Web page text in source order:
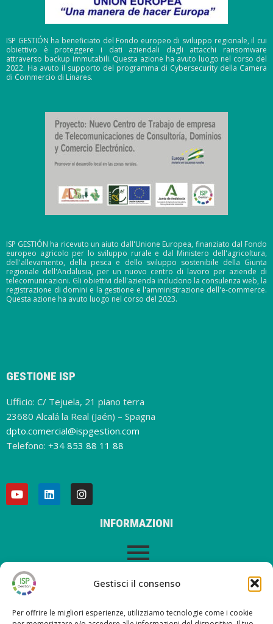
Gestisci il consenso
Per offrire le migliori esperienze, utilizziamo tecnologie come i cookie
ISP GESTIÓN ha beneficiato del Fondo europeo di sviluppo regionale, il cui
obiettivo è proteggere i dati aziendali dagli attacchi ransomware
attraverso backup immutabili. Questa azione ha avuto luogo nel corso del
2022. Ha avuto il supporto del programma di Cybersecurity della Camera
di Commercio di Linares.
ISP GESTIÓN ha ricevuto un aiuto dall'Unione Europea, finanziato dal Fondo
europeo agricolo per lo sviluppo rurale e dal Ministero dell'agricoltura,
dell'allevamento, della pesca e dello sviluppo sostenibile della Giunta
regionale dell'Andalusia, per un nuovo centro di lavoro per aziende di
telecomunicazioni. Gli obiettivi dell'azienda includono la consulenza web, la
registrazione di domini e la gestione e l'amministrazione dell'e-commerce.
Questa azione ha avuto luogo nel corso del 2023.
GESTIONE ISP
Ufficio: C/ Tejuela, 21 piano terra
23680 Alcalá la Real (Jaén) – Spagna
dpto.comercial@ispgestion.com
Telefono: +34 853 88 11 88
INFORMAZIONI
AVVISO LEGALE